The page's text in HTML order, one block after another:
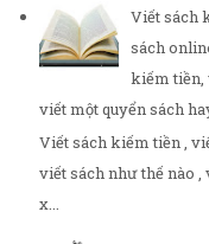
Viết sách
sách
kiếm tiền,
viết một quyển sách
Viết sách kiếm tiền ,
viết sách như thế nào
x...